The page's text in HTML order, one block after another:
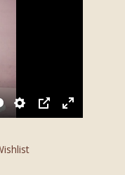
Settings
PIP
Enter